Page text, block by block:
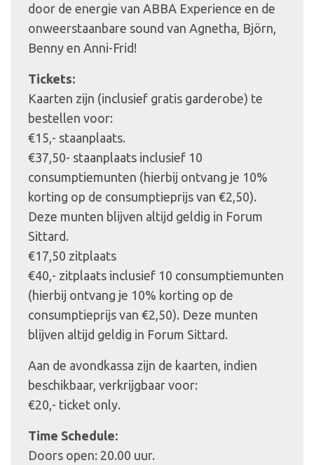
door de energie van ABBA Experience en de
onweerstaanbare sound van Agnetha, Björn,
Benny en Anni-Frid!
Tickets:
Kaarten zijn (inclusief gratis garderobe) te
bestellen voor:
€15,- staanplaats.
€37,50- staanplaats inclusief 10
consumptiemunten (hierbij ontvang je 10%
korting op de consumptieprijs van €2,50).
Deze munten blijven altijd geldig in Forum
Sittard.
€17,50 zitplaats
€40,- zitplaats inclusief 10 consumptiemunten
(hierbij ontvang je 10% korting op de
consumptieprijs van €2,50). Deze munten
blijven altijd geldig in Forum Sittard.
Aan de avondkassa zijn de kaarten, indien
beschikbaar, verkrijgbaar voor:
€20,- ticket only.
Time Schedule:
Doors open: 20.00 uur.